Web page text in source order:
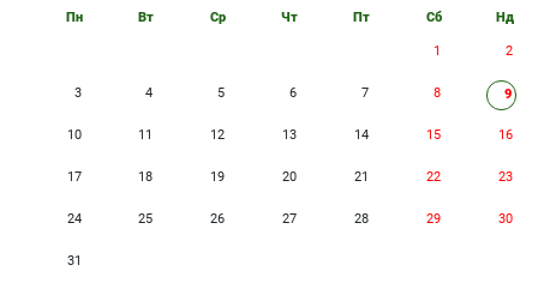
Пн Вт Ср Чт Пт Сб Нд
1 2
3 4 5 6 7 8 9
10 11 12 13 14 15 16
17 18 19 20 21 22 23
24 25 26 27 28 29 30
31